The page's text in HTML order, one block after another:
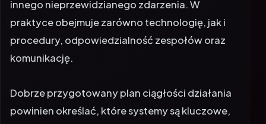
praktyce obejmuje zarówno technologię, jak i
procedury, odpowiedzialność zespołów oraz
komunikację.
powinien określać, które systemy są kluczowe,
jak długo firma może funkcjonować bez